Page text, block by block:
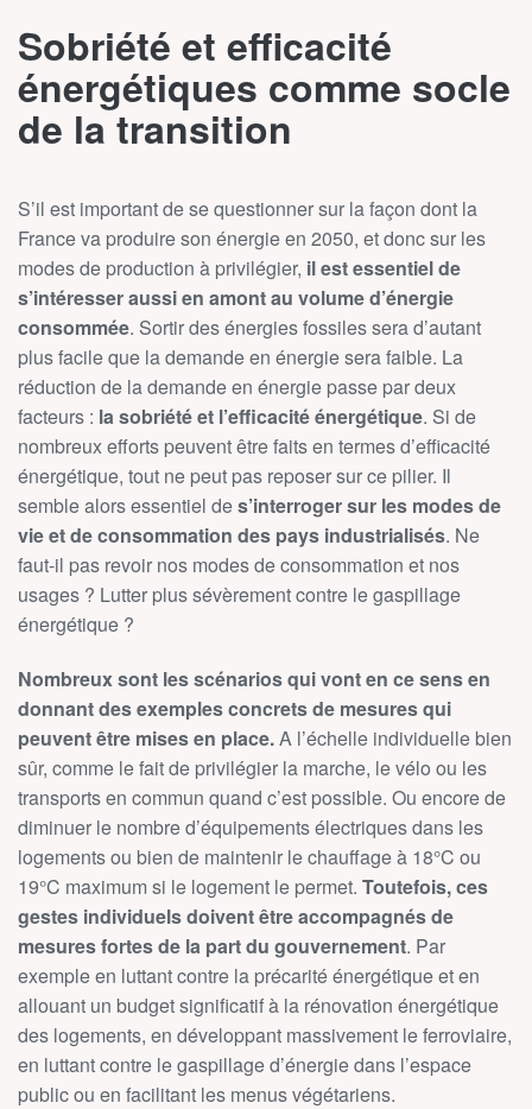
Sobriété et efficacité
énergétiques comme socle
de la transition
S’il est important de se questionner sur la façon dont la
France va produire son énergie en 2050, et donc sur les
modes de production à privilégier, il est essentiel de
s’intéresser aussi en amont au volume d’énergie
consommée. Sortir des énergies fossiles sera d’autant
plus facile que la demande en énergie sera faible. La
réduction de la demande en énergie passe par deux
facteurs : la sobriété et l’efficacité énergétique. Si de
nombreux efforts peuvent être faits en termes d’efficacité
énergétique, tout ne peut pas reposer sur ce pilier. Il
semble alors essentiel des’interroger sur les modes de
vie et de consommation des pays industrialisés. Ne
faut-il pas revoir nos modes de consommation et nos
usages ? Lutter plus sévèrement contre le gaspillage
énergétique ?
Nombreux sont les scénarios qui vont en ce sens en
donnant des exemples concrets de mesures qui
peuvent être mises en place.A l’échelle individuelle bien
sûr, comme le fait de privilégier la marche, le vélo ou les
transports en commun quand c’est possible. Ou encore de
diminuer le nombre d’équipements électriques dans les
logements ou bien de maintenir le chauffage à 18°C ou
19°C maximum si le logement le permet. Toutefois, ces
gestes individuels doivent être accompagnés de
mesures fortes de la part du gouvernement. Par
exemple en luttant contre la précarité énergétique et en
allouant un budget significatif à la rénovation énergétique
des logements, en développant massivement le ferroviaire,
en luttant contre le gaspillage d’énergie dans l’espace
public ou en facilitant les menus végétariens.